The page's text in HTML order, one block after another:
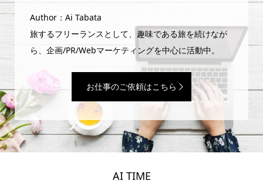
Author：Ai Tabata
旅するフリーランスとして、趣味である旅を続けなが
ら、企画/PR/Webマーケティングを中心に活動中。
お仕事のご依頼はこちら
AI TIME